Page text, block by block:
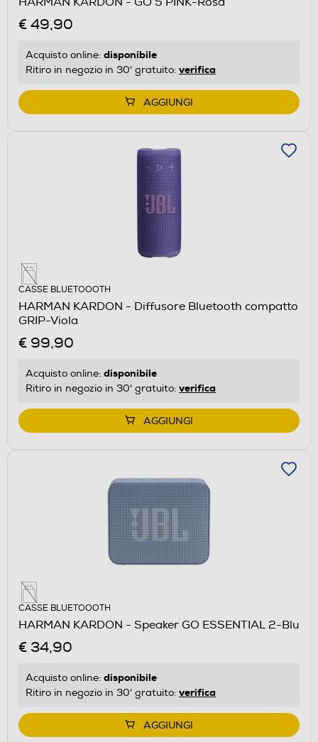
€ 49,90
Acquisto online: disponibile
Ritiro in negozio in 30' gratuito: verifica
AGGIUNGI
CASSE BLUETOOOTH
HARMAN KARDON - Diffusore Bluetooth compatto
GRIP-Viola
€ 99,90
Acquisto online: disponibile
Ritiro in negozio in 30' gratuito: verifica
AGGIUNGI
CASSE BLUETOOOTH
HARMAN KARDON - Speaker GO ESSENTIAL 2-Blu
€ 34,90
Acquisto online: disponibile
Ritiro in negozio in 30' gratuito: verifica
AGGIUNGI